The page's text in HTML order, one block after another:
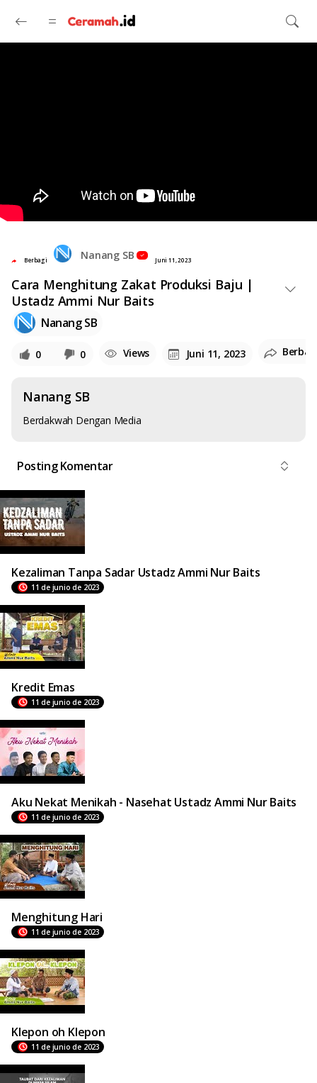
Langsung ke konten utama
Berbagi Nanang SB Juni 11, 2023
Cara Menghitung Zakat Produksi Baju |
Ustadz Ammi Nur Baits
Nanang SB
0 0 Views Juni 11, 2023
Nanang SB
Berdakwah Dengan Media
Posting Komentar
Kezaliman Tanpa Sadar Ustadz Ammi Nur Baits
11 de junio de 2023
Kredit Emas
11 de junio de 2023
Aku Nekat Menikah - Nasehat Ustadz Ammi Nur Baits
11 de junio de 2023
Menghitung Hari
11 de junio de 2023
Klepon oh Klepon
11 de junio de 2023